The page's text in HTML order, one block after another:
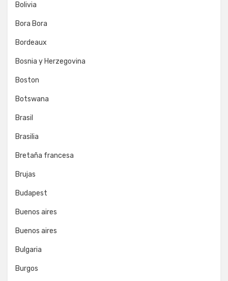
Bolivia
Bora Bora
Bordeaux
Bosnia y Herzegovina
Boston
Botswana
Brasil
Brasilia
Bretaña francesa
Brujas
Budapest
Buenos aires
Buenos aires
Bulgaria
Burgos